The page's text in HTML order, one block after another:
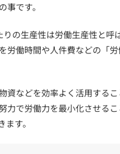
事です。
の生産性は労働生産性と呼
労働時間や人件費などの「
資などを効率よく活用する
力で労働力を最小化させる
す。